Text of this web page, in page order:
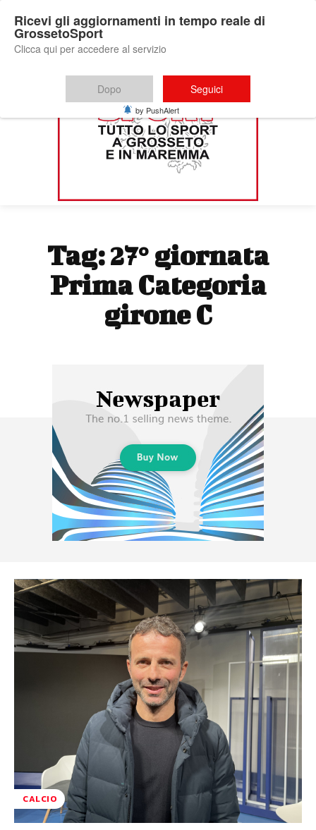
Tag:27° giornata
Prima Categoria
girone C
CALCIO
Ricevi gli aggiornamenti in tempo reale di
GrossetoSport
Clicca qui per accedere al servizio
Dopo Seguici
by PushAlert